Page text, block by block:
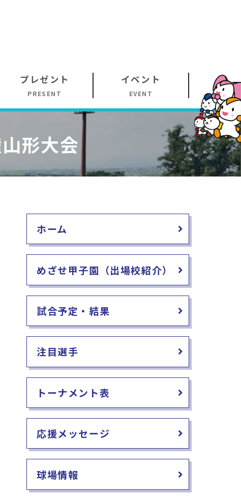
プレゼント
PRESENT
イベント
EVENT
形大会
ホーム
めざせ甲子園（出場校紹介）
試合予定・結果
注目選手
トーナメント表
応援メッセージ
球場情報